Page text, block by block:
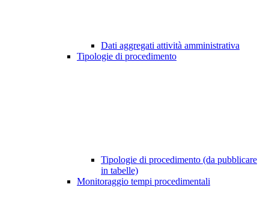
Dati aggregati attività amministrativa
Tipologie di procedimento
Tipologie di procedimento (da pubblicare
in tabelle)
Monitoraggio tempi procedimentali